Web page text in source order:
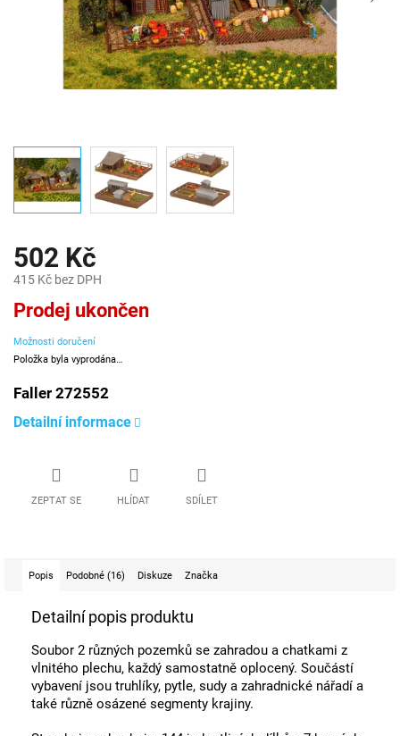
502 Kč
415 Kč bez DPH
Měrná
cena:
Prodej ukončen
Možnosti doručení
Položka byla vyprodána…
Faller 272552
Detailní informace
ZEPTAT SE HLÍDAT SDÍLET
Popis Podobné (16) Diskuze Značka
Detailní popis produktu
Soubor 2 různých pozemků se zahradou a chatkami z
vlnitého plechu, každý samostatně oplocený. Součástí
vybavení jsou truhlíky, pytle, sudy a zahradnické nářadí a
také různě osázené segmenty krajiny.